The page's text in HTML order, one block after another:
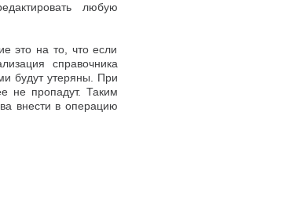
любую
это на то, что если
справочника
будут утеряны. При
не пропадут. Таким
внести в операцию